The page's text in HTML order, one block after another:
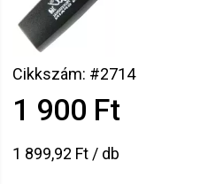
Cikkszám: #2714
1 900 Ft
1 899,92 Ft / db